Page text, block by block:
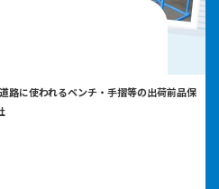
路に使われるベンチ・手摺等の出荷前品保